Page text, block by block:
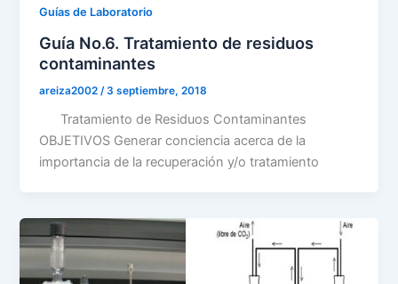
Guías de Laboratorio
Guía No.6. Tratamiento de residuos
contaminantes
areiza2002 /3 septiembre, 2018
Tratamiento de Residuos Contaminantes
OBJETIVOS Generar conciencia acerca de la
importancia de la recuperación y/o tratamiento